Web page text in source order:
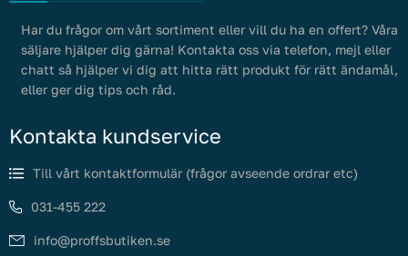
Har du frågor om vårt sortiment eller vill du ha en offert? Våra
säljare hjälper dig gärna! Kontakta oss via telefon, mejl eller
chatt så hjälper vi dig att hitta rätt produkt för rätt ändamål,
eller ger dig tips och råd.
Kontakta kundservice
Till vårt kontaktformulär (frågor avseende ordrar etc)
031-455 222
info@proffsbutiken.se